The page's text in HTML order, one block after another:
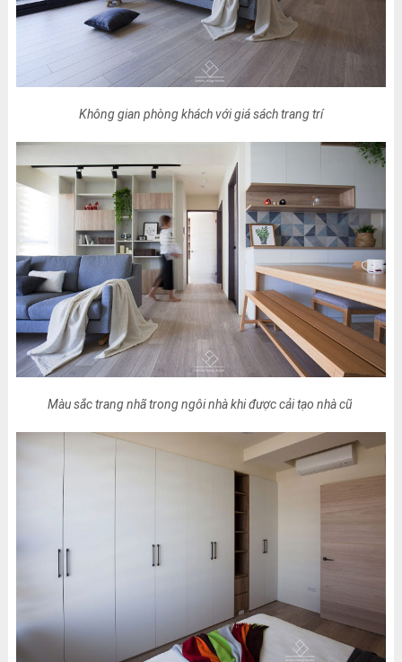
Không gian phòng khách với giá sách trang trí
Màu sắc trang nhã trong ngôi nhà khi được cải tạo nhà cũ